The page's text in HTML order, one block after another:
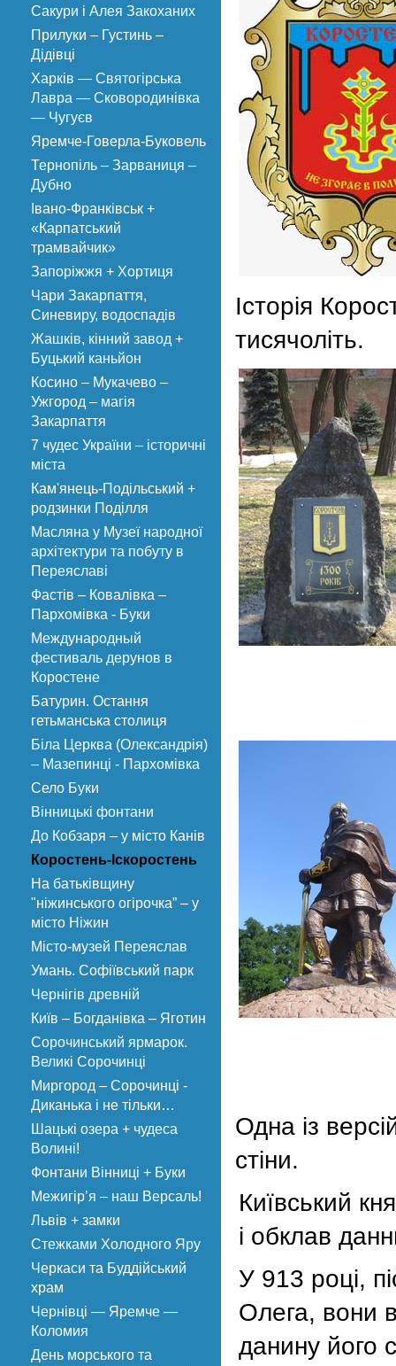
Сакури і Алея Закоханих
Прилуки – Густинь –
Дідівці
Харків — Святогірська
Лавра — Сковородинівка
— Чугуєв
Яремче-Говерла-Буковель
Тернопіль – Зарваниця –
Дубно
Івано-Франківськ +
«Карпатський
трамвайчик»
Запоріжжя + Хортиця
Чари Закарпаття,
Синевиру, водоспадів
Жашків, кінний завод +
Буцький каньйон
Косино – Мукачево –
Ужгород – магія
Закарпаття
7 чудес України – історичні
міста
Кам'янець-Подільський +
родзинки Поділля
Масляна у Музеї народної
архітектури та побуту в
Переяславі
Фастів – Ковалівка –
Пархомівка - Буки
Международный
фестиваль дерунов в
Коростене
Батурин. Остання
гетьманська столиця
Біла Церква (Олександрія)
– Мазепинці - Пархомівка
Село Буки
Вінницькі фонтани
До Кобзаря – у місто Канів
Коростень-Іскоростень
На батьківщину
"ніжинського огірочка” – у
місто Ніжин
Місто-музей Переяслав
Умань. Софіївський парк
Чернігів древній
Київ – Богданівка – Яготин
Сорочинський ярмарок.
Великі Сорочинці
Миргород – Сорочинці -
Диканька і не тільки…
Шацькі озера + чудеса
Волині!
Фонтани Вінниці + Буки
Межигір’я – наш Версаль!
Львів + замки
Стежками Холодного Яру
Черкаси та Буддійський
храм
Чернівці — Яремче —
Коломия
День морського та
Історія
тисячоліть.
Одна із
стіни.
Київський
і обклав
У 913 році,
Олега, вони
данину його